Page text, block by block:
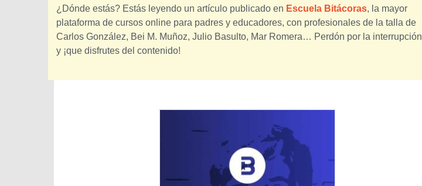
¿Dónde estás? Estás leyendo un artículo publicado en Escuela Bitácoras, la mayor
plataforma de cursos online para padres y educadores, con profesionales de la talla de
Carlos González, Bei M. Muñoz, Julio Basulto, Mar Romera… Perdón por la interrupción
y ¡que disfrutes del contenido!